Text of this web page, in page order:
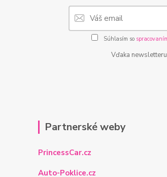
Súhlasím so
Vďaka
Partnerské weby
PrincessCar.cz
Auto-Poklice.cz